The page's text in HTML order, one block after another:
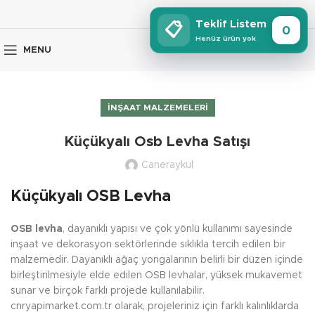
MENU
İNŞAAT MALZEMELERI
Küçükyalı Osb Levha Satışı
Caneraykul
Küçükyalı OSB Levha
OSB levha, dayanıklı yapısı ve çok yönlü kullanımı sayesinde
inşaat ve dekorasyon sektörlerinde sıklıkla tercih edilen bir
malzemedir. Dayanıklı ağaç yongalarının belirli bir düzen içinde
birleştirilmesiyle elde edilen OSB levhalar, yüksek mukavemet
sunar ve birçok farklı projede kullanılabilir.
cnryapimarket.com.tr olarak, projeleriniz için farklı kalınlıklarda
📋 Teklif Listem
Henüz ürün yok
0